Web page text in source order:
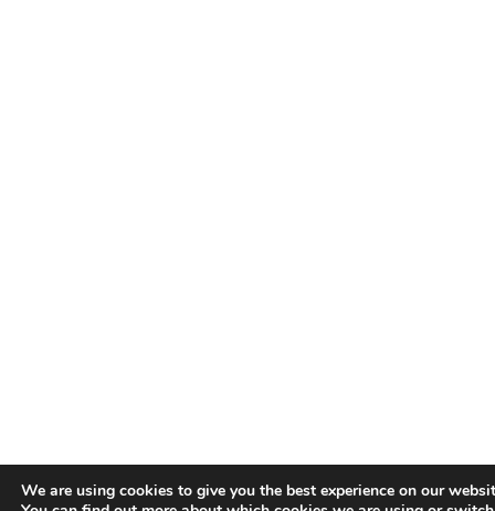
We are using cookies to give you the best experience on our